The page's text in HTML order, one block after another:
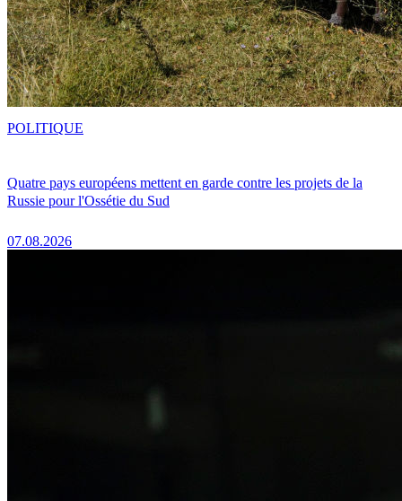
Quatre pays européens mettent en garde contre les projets de la
Russie pour l'Ossétie du Sud
07.08.2026
POLITIQUE